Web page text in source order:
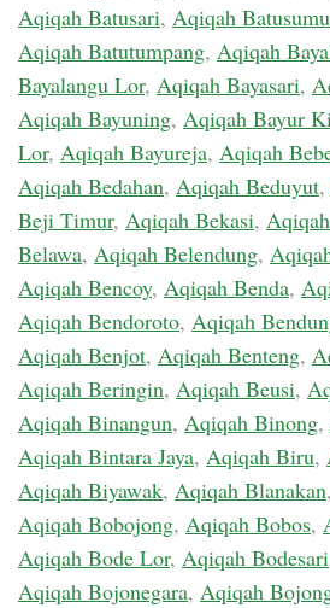
Aqiqah Batusari, Aqiqah
Aqiqah Batutumpang, Aqiqah
Bayalangu Lor, Aqiqah Bayasari,
Aqiqah Bayuning, Aqiqah Bayur
Lor, Aqiqah Bayureja, Aqiqah
Aqiqah Bedahan, Aqiqah Beduyut,
Beji Timur, Aqiqah Bekasi,
Belawa, Aqiqah Belendung,
Aqiqah Bencoy, Aqiqah Benda,
Aqiqah Bendoroto, Aqiqah
Aqiqah Benjot, Aqiqah Benteng,
Aqiqah Beringin, Aqiqah Beusi,
Aqiqah Binangun, Aqiqah Binong,
Aqiqah Bintara Jaya, Aqiqah Biru,
Aqiqah Biyawak, Aqiqah Blanakan,
Aqiqah Bobojong, Aqiqah Bobos,
Aqiqah Bode Lor, Aqiqah Bodesari
Aqiqah Bojonegara, Aqiqah